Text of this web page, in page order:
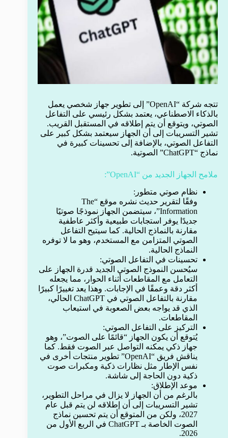
تتجه شركة “OpenAI” إلى تطوير جهاز شخصي يعمل
بالذكاء الاصطناعي، يعتمد بشكل رئيسي على التفاعل
الصوتي، ويتوقع أن يتم إطلاقه في المستقبل القريب.
تشير التسريبات إلى أن الجهاز سيعتمد بشكل كبير على
التفاعل الصوتي، بالإضافة إلى تحسينات كبيرة في
نماذج “ChatGPT” الصوتية.
ملامح الجهاز الجديد من “OpenAI”:
نظام صوتي متطور:
وفقًا لتقرير حديث نشره موقع “The
Information”، سيتضمن الجهاز نموذجًا صوتيًا
جديدًا يوفر استجابات طبيعية وأكثر عاطفية
مقارنة بالنماذج الحالية. كما سيتيح التفاعل
الصوتي المتزامن مع المستخدم، وهو ما لا توفره
النماذج الحالية.
تحسينات في التفاعل الصوتي:
سيُحسن النموذج الصوتي الجديد قدرة الجهاز على
التعامل مع المقاطعات أثناء الحوار، مما يجعله
أكثر دقة وعمقًا في الإجابات. وهذا يعد تغييرًا كبيرًا
مقارنة بالتفاعل الصوتي في ChatGPT الحالي،
الذي قد يواجه بعض الصعوبة في استيعاب
المقاطعات.
التركيز على التفاعل الصوتي:
يُتوقع أن يكون الجهاز “قائمًا على الصوت”، وهو
جهاز ذكي يمكنه التواصل عبر الصوت فقط. كما
يناقش فريق “OpenAI” تطوير منتجات أخرى في
نفس الإطار مثل نظارات ذكية ومكبرات صوت
ذكية دون الحاجة إلى شاشة.
موعد الإطلاق:
بالرغم من أن الجهاز لا يزال في مراحل التطوير،
تشير التسريبات إلى أن إطلاقه لن يتم قبل عام
2027، ولكن من المتوقع أن يتم تحسين نماذج
الصوت الخاصة بـ ChatGPT في الربع الأول من
2026.